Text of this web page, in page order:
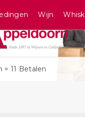
= 11 Betalen
Wijn